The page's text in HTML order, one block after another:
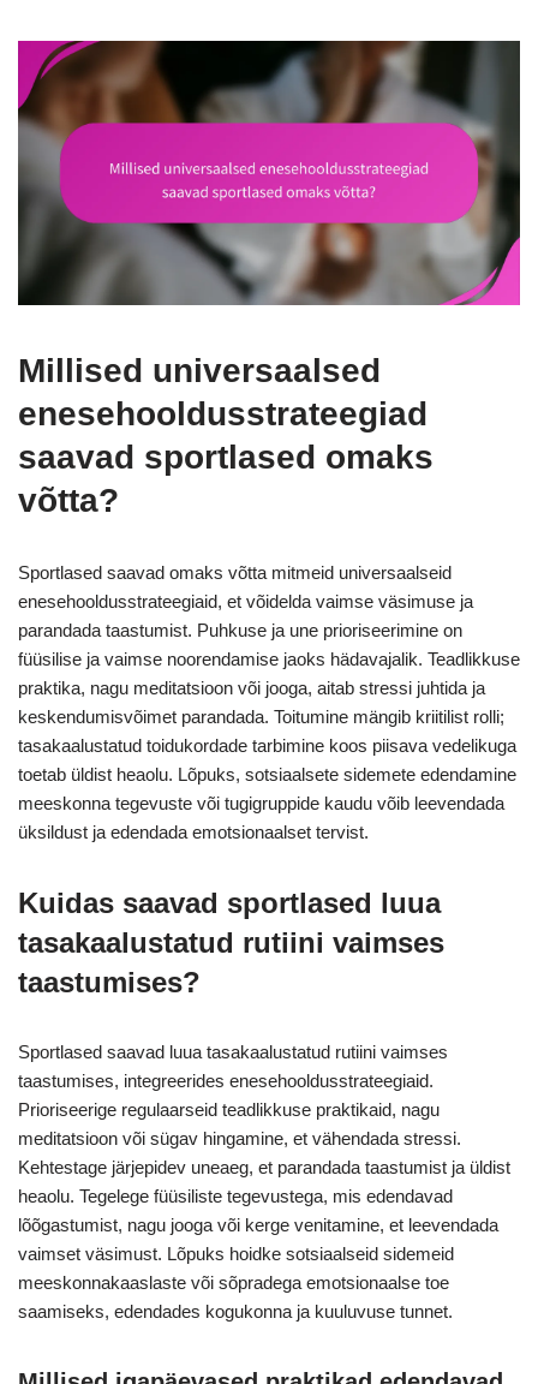
Millised universaalsed
enesehooldusstrateegiad
saavad sportlased omaks
võtta?
Sportlased saavad omaks võtta mitmeid universaalseid
enesehooldusstrateegiaid, et võidelda vaimse väsimuse ja
parandada taastumist. Puhkuse ja une prioriseerimine on
füüsilise ja vaimse noorendamise jaoks hädavajalik. Teadlikkuse
praktika, nagu meditatsioon või jooga, aitab stressi juhtida ja
keskendumisvõimet parandada. Toitumine mängib kriitilist rolli;
tasakaalustatud toidukordade tarbimine koos piisava vedelikuga
toetab üldist heaolu. Lõpuks, sotsiaalsete sidemete edendamine
meeskonna tegevuste või tugigruppide kaudu võib leevendada
üksildust ja edendada emotsionaalset tervist.
Kuidas saavad sportlased luua
tasakaalustatud rutiini vaimses
taastumises?
Sportlased saavad luua tasakaalustatud rutiini vaimses
taastumises, integreerides enesehooldusstrateegiaid.
Prioriseerige regulaarseid teadlikkuse praktikaid, nagu
meditatsioon või sügav hingamine, et vähendada stressi.
Kehtestage järjepidev uneaeg, et parandada taastumist ja üldist
heaolu. Tegelege füüsiliste tegevustega, mis edendavad
lõõgastumist, nagu jooga või kerge venitamine, et leevendada
vaimset väsimust. Lõpuks hoidke sotsiaalseid sidemeid
meeskonnakaaslaste või sõpradega emotsionaalse toe
saamiseks, edendades kogukonna ja kuuluvuse tunnet.